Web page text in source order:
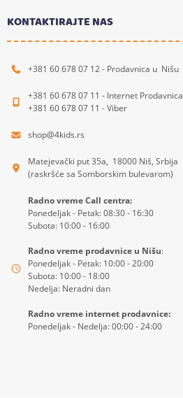
KONTAKTIRAJTE NAS
+381 60 678 07 12 - Prodavnica u Nišu
+381 60 678 07 11 - Internet Prodavnica
+381 60 678 07 11 - Viber
shop@4kids.rs
Matejevački put 35a, 18000 Niš, Srbija
(raskršće sa Somborskim bulevarom)
Radno vreme Call centra:
Ponedeljak - Petak: 08:30 - 16:30
Subota: 10:00 - 16:00
Radno vreme prodavnice u Nišu:
Ponedeljak - Petak: 10:00 - 20:00
Subota: 10:00 - 18:00
Nedelja: Neradni dan
Radno vreme internet prodavnice:
Ponedeljak - Nedelja: 00:00 - 24:00